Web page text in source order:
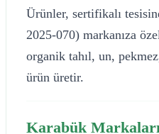
Ürünler, sertifikalı
2025-070) markanıza
organik tahıl, un,
ürün üretir.
Karabük